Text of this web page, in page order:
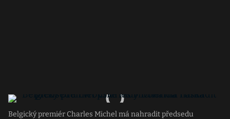
Belgický premiér Charles Michel má nahradit předsedu